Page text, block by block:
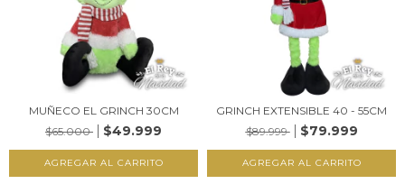
MUÑECO EL GRINCH 30CM
$65.000
$49.999
GRINCH EXTENSIBLE 40 - 55CM
$89.999
$79.999